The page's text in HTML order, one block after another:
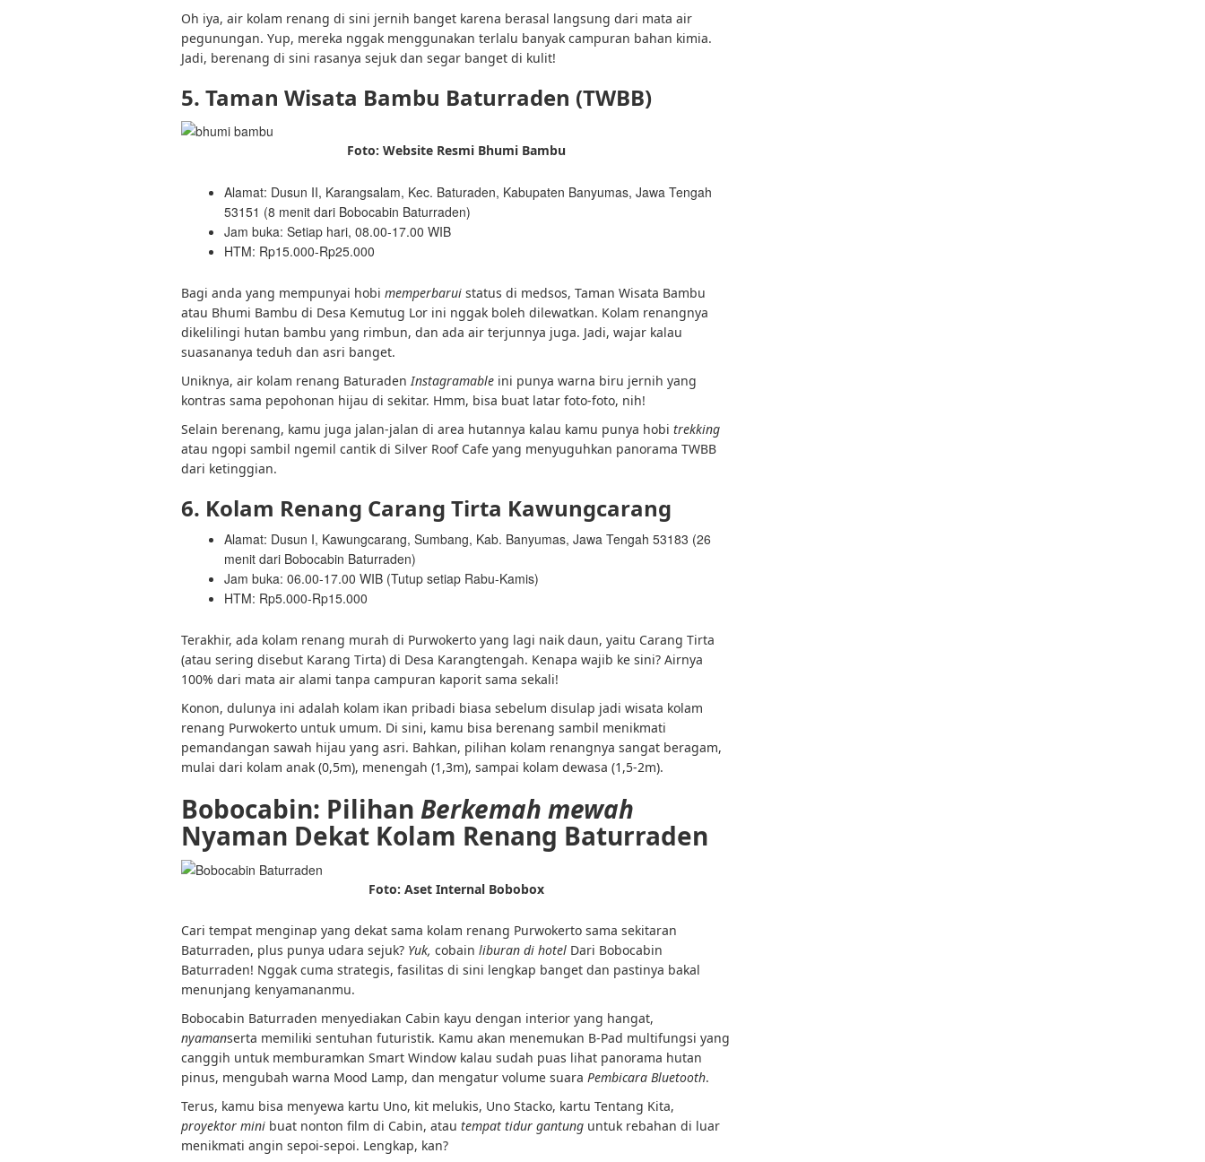
Oh iya, air kolam renang di sini jernih banget karena berasal langsung dari mata air
pegunungan. Yup, mereka nggak menggunakan terlalu banyak campuran bahan kimia.
Jadi, berenang di sini rasanya sejuk dan segar banget di kulit!
5. Taman Wisata Bambu Baturraden (TWBB)
Foto: Website Resmi Bhumi Bambu
Alamat: Dusun II, Karangsalam, Kec. Baturaden, Kabupaten Banyumas, Jawa Tengah
53151 (8 menit dari Bobocabin Baturraden)
Jam buka: Setiap hari, 08.00-17.00 WIB
HTM: Rp15.000-Rp25.000
Bagi anda yang mempunyai hobi memperbarui status di medsos, Taman Wisata Bambu
atau Bhumi Bambu di Desa Kemutug Lor ini nggak boleh dilewatkan. Kolam renangnya
dikelilingi hutan bambu yang rimbun, dan ada air terjunnya juga. Jadi, wajar kalau
suasananya teduh dan asri banget.
Uniknya, air kolam renang Baturaden Instagramable ini punya warna biru jernih yang
kontras sama pepohonan hijau di sekitar. Hmm, bisa buat latar foto-foto, nih!
Selain berenang, kamu juga jalan-jalan di area hutannya kalau kamu punya hobi trekking
atau ngopi sambil ngemil cantik di Silver Roof Cafe yang menyuguhkan panorama TWBB
dari ketinggian.
6. Kolam Renang Carang Tirta Kawungcarang
Alamat: Dusun I, Kawungcarang, Sumbang, Kab. Banyumas, Jawa Tengah 53183 (26
menit dari Bobocabin Baturraden)
Jam buka: 06.00-17.00 WIB (Tutup setiap Rabu-Kamis)
HTM: Rp5.000-Rp15.000
Terakhir, ada kolam renang murah di Purwokerto yang lagi naik daun, yaitu Carang Tirta
(atau sering disebut Karang Tirta) di Desa Karangtengah. Kenapa wajib ke sini? Airnya
100% dari mata air alami tanpa campuran kaporit sama sekali!
Konon, dulunya ini adalah kolam ikan pribadi biasa sebelum disulap jadi wisata kolam
renang Purwokerto untuk umum. Di sini, kamu bisa berenang sambil menikmati
pemandangan sawah hijau yang asri. Bahkan, pilihan kolam renangnya sangat beragam,
mulai dari kolam anak (0,5m), menengah (1,3m), sampai kolam dewasa (1,5-2m).
Bobocabin: Pilihan Berkemah mewah
Nyaman Dekat Kolam Renang Baturraden
Foto: Aset Internal Bobobox
Cari tempat menginap yang dekat sama kolam renang Purwokerto sama sekitaran
Baturraden, plus punya udara sejuk? Yuk, cobain liburan di hotel Dari Bobocabin
Baturraden! Nggak cuma strategis, fasilitas di sini lengkap banget dan pastinya bakal
menunjang kenyamananmu.
Bobocabin Baturraden menyediakan Cabin kayu dengan interior yang hangat,
nyamanserta memiliki sentuhan futuristik. Kamu akan menemukan B-Pad multifungsi yang
canggih untuk memburamkan Smart Window kalau sudah puas lihat panorama hutan
pinus, mengubah warna Mood Lamp, dan mengatur volume suara Pembicara Bluetooth.
Terus, kamu bisa menyewa kartu Uno, kit melukis, Uno Stacko, kartu Tentang Kita,
proyektor mini buat nonton film di Cabin, atau tempat tidur gantung untuk rebahan di luar
menikmati angin sepoi-sepoi. Lengkap, kan?